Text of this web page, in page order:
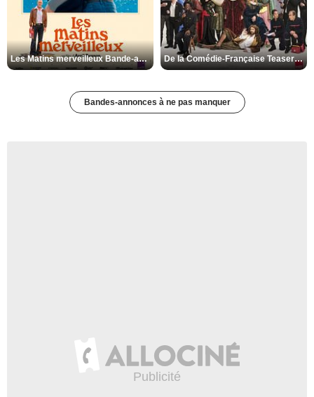
Les Matins merveilleux Bande-annonce VF De la Comédie-Française Teaser VF
Bandes-annonces à ne pas manquer